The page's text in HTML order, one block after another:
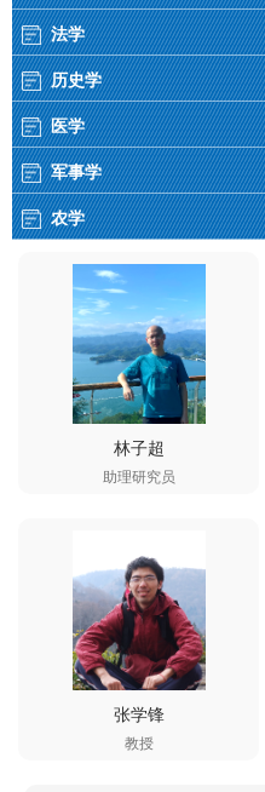
法学
历史学
医学
军事学
农学
林子超
助理研究员
张学锋
教授